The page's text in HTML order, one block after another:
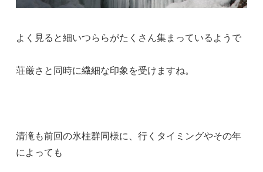
よく見ると細いつららがたくさん集まっているようで
荘厳さと同時に繊細な印象を受けますね。
清滝も前回の氷柱群同様に、行くタイミングやその年
によっても